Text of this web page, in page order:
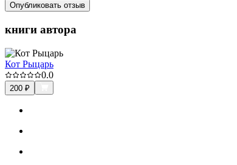
Опубликовать отзыв
книги автора
Кот Рыцарь
0.0
200 ₽